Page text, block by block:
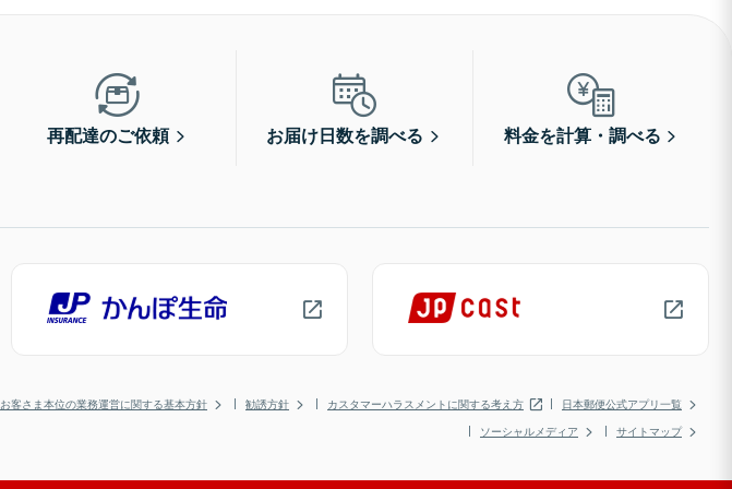
再配達のご依頼 お届け日数を調べる 料金を計算・調べる
お客さま本位の業務運営に関する基本方針 勧誘方針 カスタマーハラスメントに関する考え方
日本郵便公式アプリ一覧
ソーシャルメディア
サイトマップ